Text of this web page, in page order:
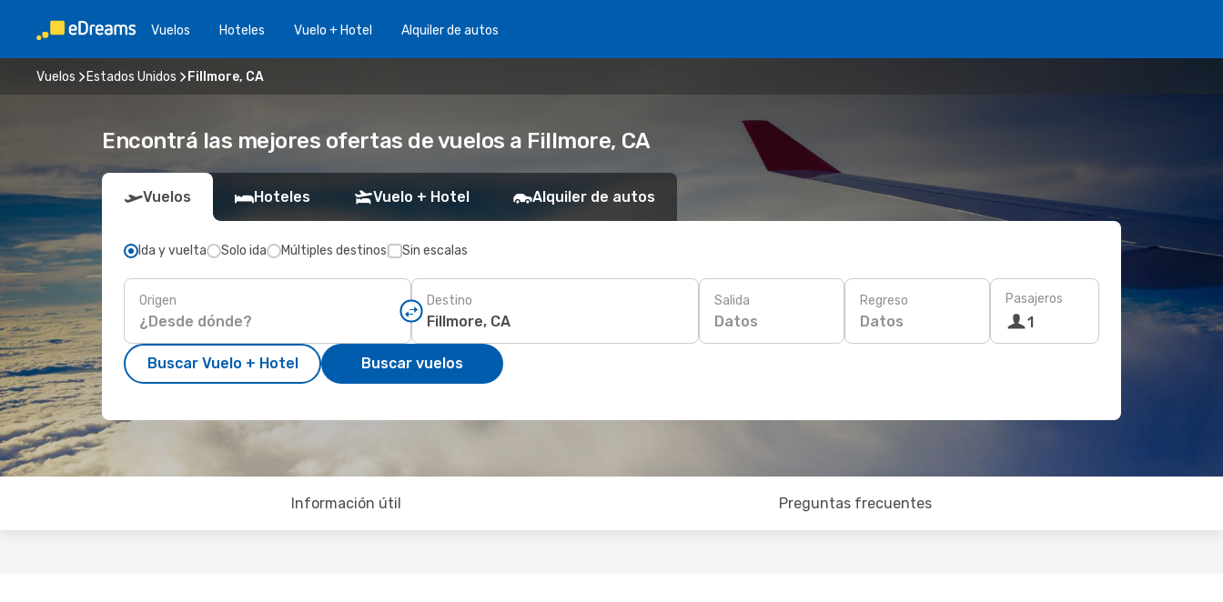
Vuelos Hoteles Vuelo + Hotel Alquiler de autos
Vuelos Estados Unidos Fillmore, CA
Encontrá las mejores ofertas de vuelos a Fillmore, CA
Vuelos Hoteles Vuelo + Hotel Alquiler de autos
Ida y vuelta Solo ida Múltiples destinos Sin escalas
Origen Destino Salida
Datos
Regreso
Datos
Pasajeros
1
Buscar Vuelo + Hotel Buscar vuelos
Información útil Preguntas frecuentes